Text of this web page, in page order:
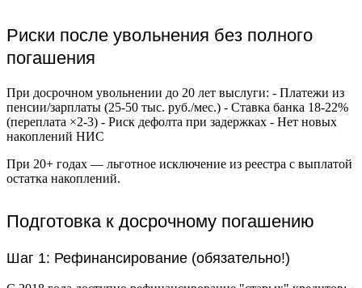
Риски после увольнения без полного
погашения
При досрочном увольнении до 20 лет выслуги: - Платежи из
пенсии/зарплаты (25-50 тыс. руб./мес.) - Ставка банка 18-22%
(переплата ×2-3) - Риск дефолта при задержках - Нет новых
накоплений НИС
При 20+ годах — льготное исключение из реестра с выплатой
остатка накоплений.
Подготовка к досрочному погашению
Шаг 1: Рефинансирование (обязательно!)